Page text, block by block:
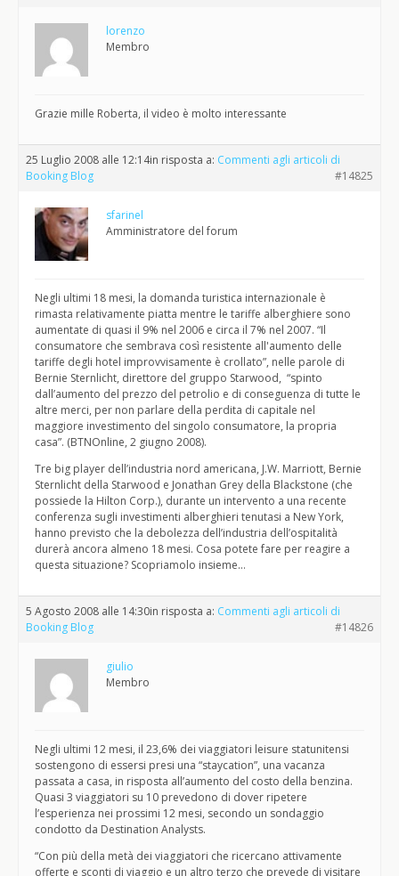
lorenzo
Membro
Grazie mille Roberta, il video è molto interessante
25 Luglio 2008 alle 12:14in risposta a: Commenti agli articoli di
Booking Blog
#14825
sfarinel
Amministratore del forum
Negli ultimi 18 mesi, la domanda turistica internazionale è
rimasta relativamente piatta mentre le tariffe alberghiere sono
aumentate di quasi il 9% nel 2006 e circa il 7% nel 2007. “Il
consumatore che sembrava così resistente all'aumento delle
tariffe degli hotel improvvisamente è crollato”, nelle parole di
Bernie Sternlicht, direttore del gruppo Starwood, “spinto
dall’aumento del prezzo del petrolio e di conseguenza di tutte le
altre merci, per non parlare della perdita di capitale nel
maggiore investimento del singolo consumatore, la propria
casa”. (BTNOnline, 2 giugno 2008).
Tre big player dell’industria nord americana, J.W. Marriott, Bernie
Sternlicht della Starwood e Jonathan Grey della Blackstone (che
possiede la Hilton Corp.), durante un intervento a una recente
conferenza sugli investimenti alberghieri tenutasi a New York,
hanno previsto che la debolezza dell’industria dell’ospitalità
durerà ancora almeno 18 mesi. Cosa potete fare per reagire a
questa situazione? Scopriamolo insieme…
5 Agosto 2008 alle 14:30in risposta a: Commenti agli articoli di
Booking Blog
#14826
giulio
Membro
Negli ultimi 12 mesi, il 23,6% dei viaggiatori leisure statunitensi
sostengono di essersi presi una “staycation”, una vacanza
passata a casa, in risposta all’aumento del costo della benzina.
Quasi 3 viaggiatori su 10 prevedono di dover ripetere
l’esperienza nei prossimi 12 mesi, secondo un sondaggio
condotto da Destination Analysts.
“Con più della metà dei viaggiatori che ricercano attivamente
offerte e sconti di viaggio e un altro terzo che prevede di visitare